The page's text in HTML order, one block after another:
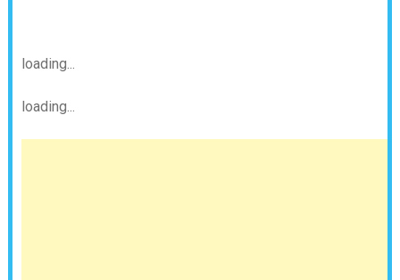
loading...
loading...